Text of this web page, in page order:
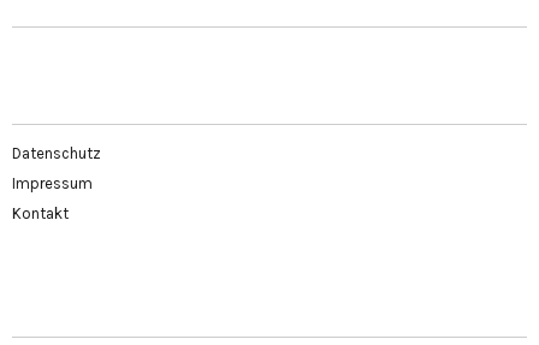
Datenschutz
Impressum
Kontakt